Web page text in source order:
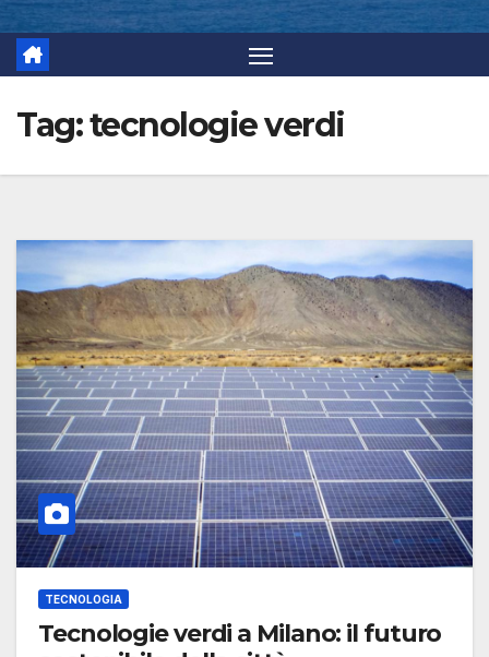
Tag:tecnologie verdi
TECNOLOGIA
Tecnologie verdi a Milano: il futuro